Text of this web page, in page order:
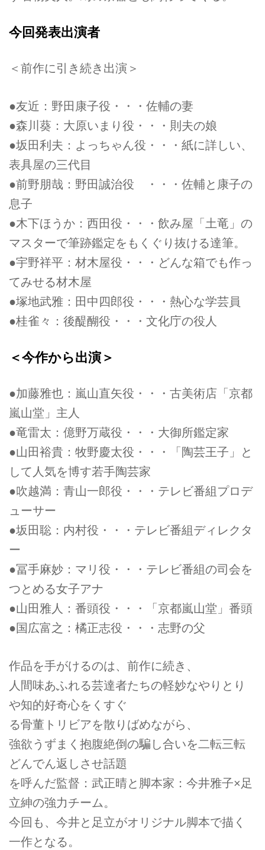
今回発表出演者
＜前作に引き続き出演＞
●友近：野田康子役・・・佐輔の妻
●森川葵：大原いまり役・・・則夫の娘
●坂田利夫：よっちゃん役・・・紙に詳しい、
表具屋の三代目
●前野朋哉：野田誠治役 ・・・佐輔と康子の
息子
●木下ほうか：西田役・・・飲み屋「土竜」の
マスターで筆跡鑑定をもくぐり抜ける達筆。
●宇野祥平：材木屋役・・・どんな箱でも作っ
てみせる材木屋
●塚地武雅：田中四郎役・・・熱心な学芸員
●桂雀々：後醍醐役・・・文化庁の役人
＜今作から出演＞
●加藤雅也：嵐山直矢役・・・古美術店「京都
嵐山堂」主人
●竜雷太：億野万蔵役・・・大御所鑑定家
●山田裕貴：牧野慶太役・・・「陶芸王子」と
して人気を博す若手陶芸家
●吹越満：青山一郎役・・・テレビ番組プロデ
ューサー
●坂田聡：内村役・・・テレビ番組ディレクタ
ー
●冨手麻妙：マリ役・・・テレビ番組の司会を
つとめる女子アナ
●山田雅人：番頭役・・・「京都嵐山堂」番頭
●国広富之：橘正志役・・・志野の父
作品を手がけるのは、前作に続き、
人間味あふれる芸達者たちの軽妙なやりとり
や知的好奇心をくすぐ
る骨董トリビアを散りばめながら、
強欲うずまく抱腹絶倒の騙し合いを二転三転
どんでん返しさせ話題
を呼んだ監督：武正晴と脚本家：今井雅子×足
立紳の強力チーム。
今回も、今井と足立がオリジナル脚本で描く
一作となる。